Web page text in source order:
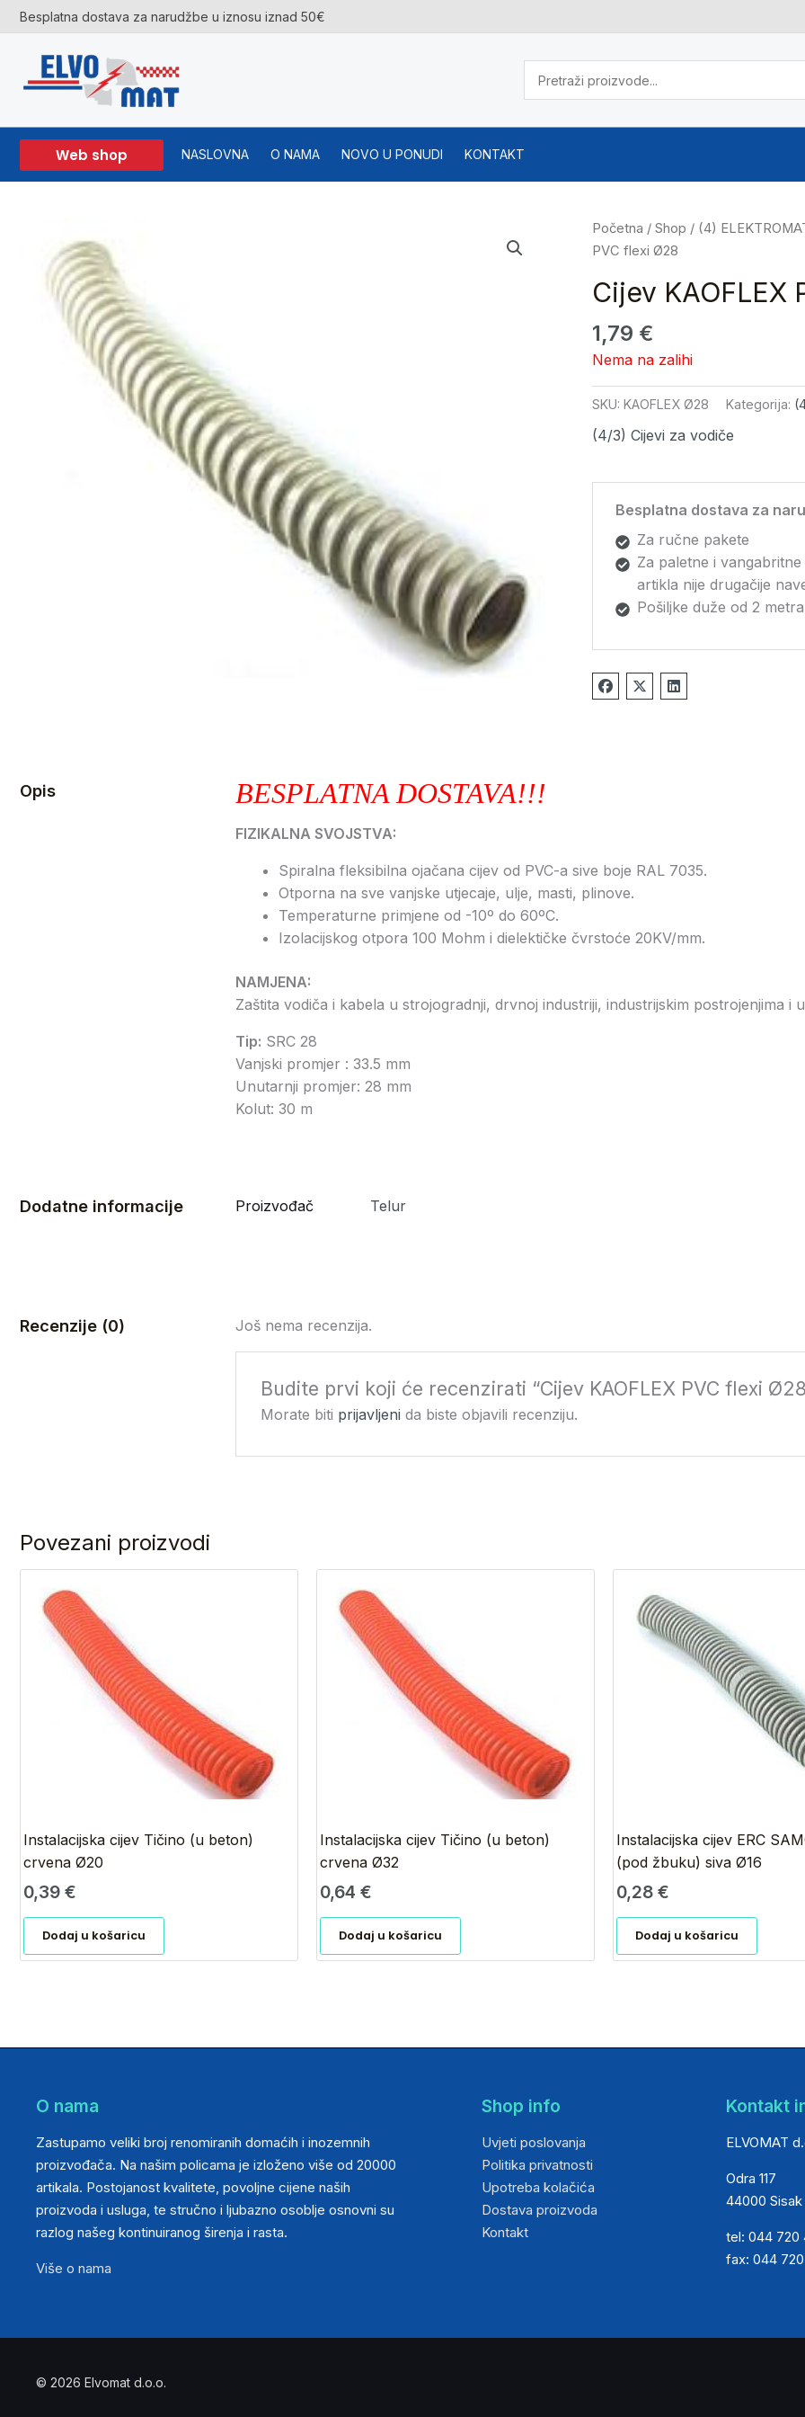
Skip
to
content
Besplatna dostava za narudžbe u iznosu iznad 50€
Web shop NASLOVNA O NAMA NOVO U PONUDI KONTAKT
Početna / Shop / (4)
PVC flexi Ø28
Cijev KAOFLEX
1,79 €
Nema na zalihi
SKU: KAOFLEX Ø28 Kategorija:
(4/3) Cijevi za vodiče
Besplatna dostava za
Za ručne pakete
Za paletne i
artikla nije drugačije
Pošiljke duže od 2
Opis BESPLATNA DOSTAVA!!!
FIZIKALNA SVOJSTVA:
Spiralna fleksibilna ojačana cijev od PVC-a sive boje RAL 7035.
Otporna na sve vanjske utjecaje, ulje, masti, plinove.
Temperaturne primjene od -10º do 60ºC.
Izolacijskog otpora 100 Mohm i dielektičke čvrstoće 20KV/mm.
NAMJENA:
Zaštita vodiča i kabela u strojogradnji, drvnoj industriji, industrijskim postrojenjima
Tip: SRC 28
Vanjski promjer : 33.5 mm
Unutarnji promjer: 28 mm
Kolut: 30 m
Dodatne informacije Proizvođač Telur
Recenzije (0) Još nema recenzija.
Budite prvi koji će recenzirati “Cijev KAOFLEX PVC flexi
Morate biti prijavljeni da biste objavili recenziju.
Povezani proizvodi
Instalacijska cijev Tičino (u beton)
crvena Ø20
0,39€
Dodaj u košaricu
Instalacijska cijev Tičino (u beton)
crvena Ø32
0,64€
Dodaj u košaricu
Instalacijska cijev ERC
(pod žbuku) siva Ø16
0,28€
Dodaj u košaricu
O nama
Zastupamo veliki broj renomiranih domaćih i inozemnih
proizvođača. Na našim policama je izloženo više od 20000
artikala. Postojanost kvalitete, povoljne cijene naših
proizvoda i usluga, te stručno i ljubazno osoblje osnovni su
razlog našeg kontinuiranog širenja i rasta.
Više o nama
Shop info
Uvjeti poslovanja
Politika privatnosti
Upotreba kolačića
Dostava proizvoda
Kontakt
Kontakt
ELVOMAT
Odra 117
44000 Sisak
tel: 044 720
fax: 044
© 2026 Elvomat d.o.o.